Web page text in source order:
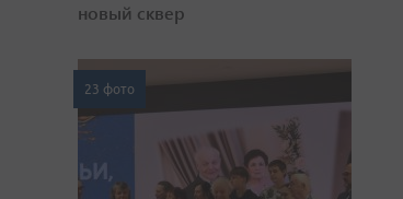
новый сквер
23 фото